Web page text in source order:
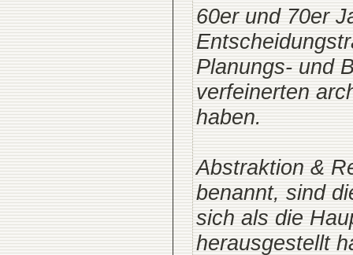
60er und 70er
Planungs- und
verfeinerten
haben.
Abstraktion &
benannt, sind
sich als die
herausgestellt